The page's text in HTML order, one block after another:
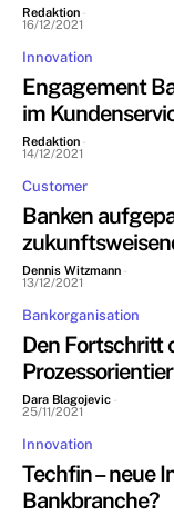
Redaktion -
16/12/2021
Innovation
Engagement
im
Redaktion -
14/12/2021
Customer
Banken
Dennis Witzmann -
13/12/2021
Bankorganisation
Den Fortschritt
Dara Blagojevic -
25/11/2021
Innovation
Techfin – neue
Bankbranche?